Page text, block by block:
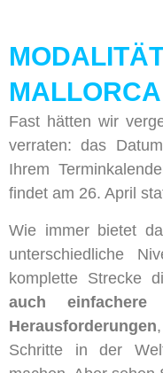
Fast hätten wir
verraten: das
Ihrem
findet am 26. April
Wie immer bietet
unterschiedliche
komplette Strecke
auch
Herausforderungen
Schritte in der